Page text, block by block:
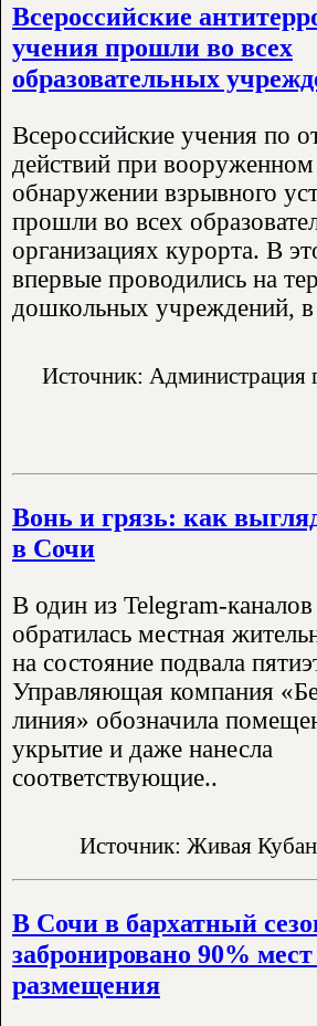
Всероссийские
учения прошли во всех
образовательных
Всероссийские учения по
действий при
обнаружении взрывного
прошли во всех
организациях курорта. В
впервые проводились на
дошкольных учреждений,
Источник: Администрация
Вонь и грязь: как
в Сочи
В один из Telegram-
обратилась местная
на состояние подвала
Управляющая компания
линия» обозначила
укрытие и даже нанесла
соответствующие..
Источник: Живая
В Сочи в бархатный
забронировано 90% мест
размещения